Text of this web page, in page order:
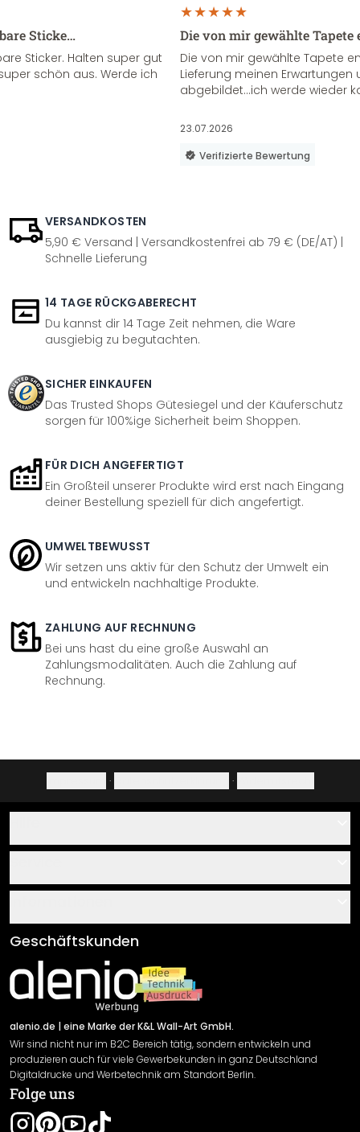
Sticke…
Sticker. Halten super gut
schön aus. Werde ich
Die von mir gewählte
Die von mir gewählte Tapete
Lieferung meinen Erwartungen
abgebildet...ich werde wieder
23.07.2026
Verifizierte Bewertung
VERSANDKOSTEN
5,90 € Versand | Versandkostenfrei ab 79 € (DE/AT) |
Schnelle Lieferung
14 TAGE RÜCKGABERECHT
Du kannst dir 14 Tage Zeit nehmen, die Ware
ausgiebig zu begutachten.
SICHER EINKAUFEN
Das Trusted Shops Gütesiegel und der Käuferschutz
sorgen für 100%ige Sicherheit beim Shoppen.
FÜR DICH ANGEFERTIGT
Ein Großteil unserer Produkte wird erst nach Eingang
deiner Bestellung speziell für dich angefertigt.
UMWELTBEWUSST
Wir setzen uns aktiv für den Schutz der Umwelt ein
und entwickeln nachhaltige Produkte.
ZAHLUNG AUF RECHNUNG
Bei uns hast du eine große Auswahl an
Zahlungsmodalitäten. Auch die Zahlung auf
Rechnung.
· ·
Über uns
Klebe- und Montageanleitungen
Newsletter An-/Abmeldung
Sendungsverfolgung
AGB
Impressum
Versand & Zahlung
Rücksendung
Widerrufsrecht
Datenschutzerklärung
Gewährleistung
Leistungserklärung / CE-Zeichen
Geschäftskunden
alenio.de | eine Marke der K&L Wall-Art GmbH.
Wir sind nicht nur im B2C Bereich tätig, sondern entwickeln und
produzieren auch für viele Gewerbekunden in ganz Deutschland
Digitaldrucke und Werbetechnik am Standort Berlin.
Folge uns